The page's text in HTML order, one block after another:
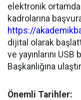
elektronik
kadrolarına
https://
dijital olarak
ve yayınlarını
Başkanlığına
Önemli Tarihler: